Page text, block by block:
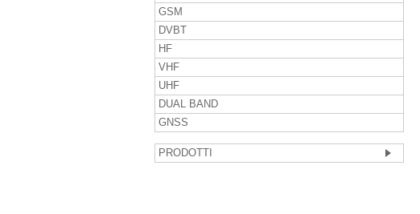
GSM
DVBT
HF
VHF
UHF
DUAL BAND
GNSS
PRODOTTI